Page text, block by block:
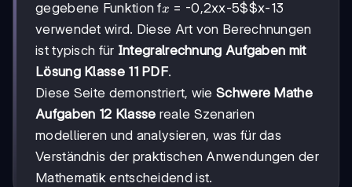
gegebene Funktion fx
x = -0,2xx-5$$x-13
verwendet wird. Diese Art von Berechnungen
ist typisch für Integralrechnung Aufgaben mit
Lösung Klasse 11 PDF.
Diese Seite demonstriert, wie Schwere Mathe
Aufgaben 12 Klasse reale Szenarien
modellieren und analysieren, was für das
Verständnis der praktischen Anwendungen der
Mathematik entscheidend ist.